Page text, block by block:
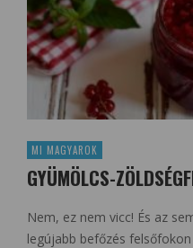
MI MAGYAROK
GYÜMÖLCS-
Nem, ez nem vicc! És az
legújabb befőzés